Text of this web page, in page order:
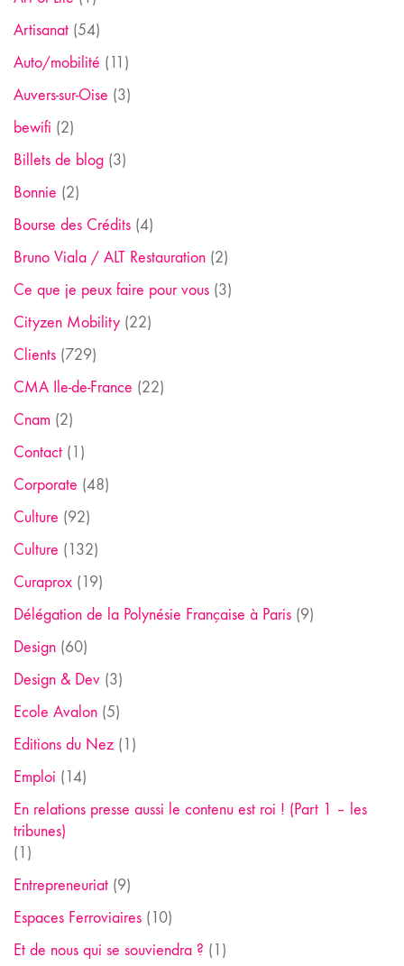
Artisanat (54)
Auto/mobilité (11)
Auvers-sur-Oise (3)
bewifi (2)
Billets de blog (3)
Bonnie (2)
Bourse des Crédits (4)
Bruno Viala / ALT Restauration (2)
Ce que je peux faire pour vous (3)
Cityzen Mobility (22)
Clients (729)
CMA Ile-de-France (22)
Cnam (2)
Contact (1)
Corporate (48)
Culture (92)
Culture (132)
Curaprox (19)
Délégation de la Polynésie Française à Paris (9)
Design (60)
Design & Dev (3)
Ecole Avalon (5)
Editions du Nez (1)
Emploi (14)
En relations presse aussi le contenu est roi ! (Part 1 – les
tribunes)
(1)
Entrepreneuriat (9)
Espaces Ferroviaires (10)
Et de nous qui se souviendra ? (1)